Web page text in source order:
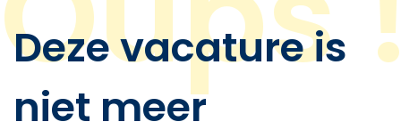
Deze vacature is
niet meer